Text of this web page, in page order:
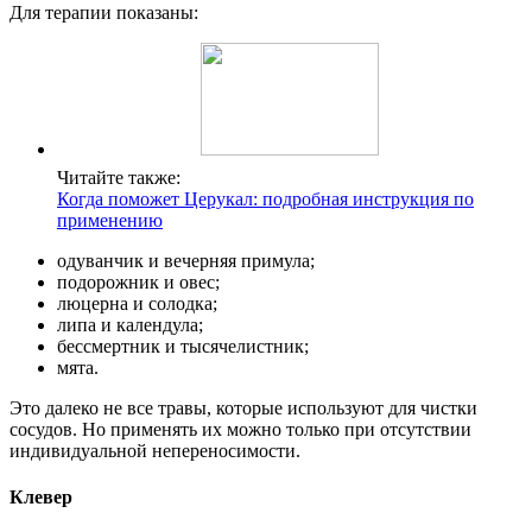
Для терапии показаны:
Читайте также:
Когда поможет Церукал: подробная инструкция по
применению
одуванчик и вечерняя примула;
подорожник и овес;
люцерна и солодка;
липа и календула;
бессмертник и тысячелистник;
мята.
Это далеко не все травы, которые используют для чистки
сосудов. Но применять их можно только при отсутствии
индивидуальной непереносимости.
Клевер